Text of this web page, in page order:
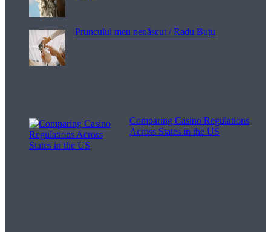
Pruncului meu nenăscut / Radu Buțu
Comparing Casino Regulations
Across States in the US